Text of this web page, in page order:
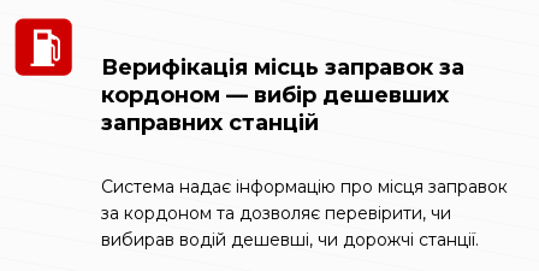
Верифікація місць заправок за
кордоном — вибір дешевших
заправних станцій
Система надає інформацію про місця заправок
за кордоном та дозволяє перевірити, чи
вибирав водій дешевші, чи дорожчі станції.